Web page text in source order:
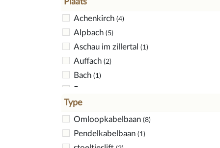
Innsbruck Stadt
Kaiserwinkl (1)
Kaunertal (1)
Kitzbuhel-Kirchberg
Kitzbühel (47)
Kufstein
Serfaus/Fiss/Ladis
Landeck
Lechtal (1)
Lienz (16)
Reutte (28)
Achenkirch (4)
Alpbach (5)
Aschau im zillertal (1)
Auffach (2)
Bach (1)
Berwang
Biberwier
Bichlbach (1)
Brixen im Thale (6)
Ehenbichl
Type
Omloopkabelbaan (8)
Pendelkabelbaan (1)